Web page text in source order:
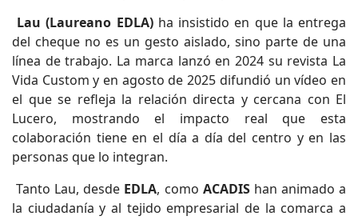
Lau (Laureano EDLA)ha insistido en que la entrega
del cheque no es un gesto aislado, sino parte de una
línea de trabajo. La marca lanzó en 2024 su revista La
Vida Custom y en agosto de 2025 difundió un vídeo en
el que se refleja la relación directa y cercana con El
Lucero, mostrando el impacto real que esta
colaboración tiene en el día a día del centro y en las
personas que lo integran.
Tanto Lau, desde EDLA, como ACADIShan animado a
la ciudadanía y al tejido empresarial de la comarca a